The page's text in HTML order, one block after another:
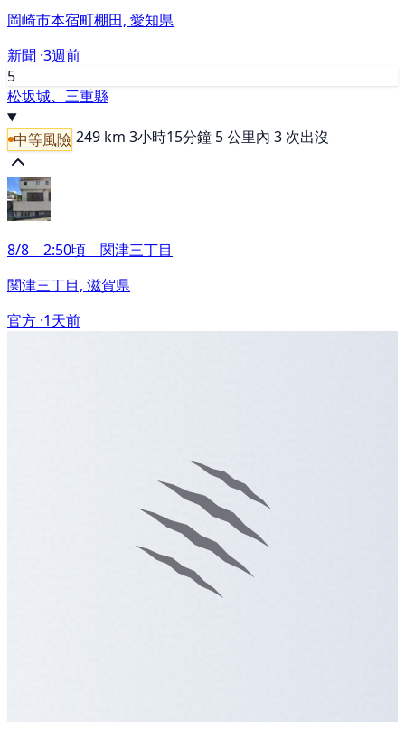
岡崎市本宿町棚田, 愛知県
新聞 ·3週前
5
松坂城、三重縣
中等風險 249 km 3小時15分鐘 5 公里內 3 次出沒
8/8 2:50頃 関津三丁目
関津三丁目, 滋賀県
官方 ·1天前